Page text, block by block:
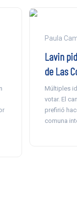
Paula
Lavin
de Las
Múltiples
votar. El
prefirió
comuna